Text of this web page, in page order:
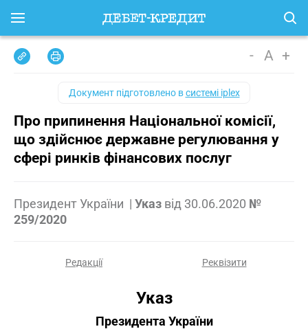
- A +
Документ підготовлено всистемі iplex
Про припинення Національної комісії,
що здійснює державне регулювання у
сфері ринків фінансових послуг
Президент України | Указ від 30.06.2020 №
259/2020
Редакції Реквізити
Указ
Президента України